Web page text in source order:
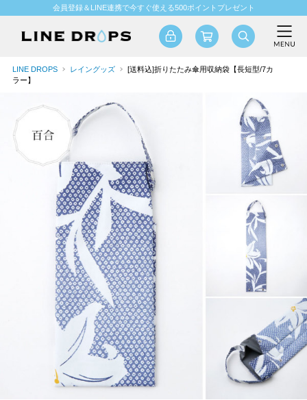
会員登録＆LINE連携で今すぐ使える500ポイントプレゼント
LINE DROPS レイングッズ
[送料込]折りたたみ傘用収納袋【長短型/7カ
ラー】